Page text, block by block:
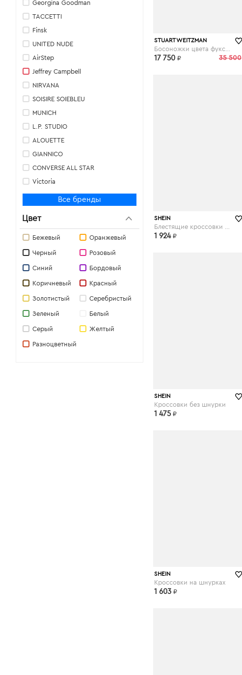
Georgina Goodman
TACCETTI
Finsk
UNITED NUDE
AirStep
Jeffrey Campbell
NIRVANA
SOISIRE SOIEBLEU
MUNICH
L.P. STUDIO
ALOUETTE
GIANNICO
CONVERSE ALL STAR
Victoria
Nine West
POETIC LICENCE
CAFÈNOIR
LES TROIS GARÇONS
Miss Sixty
LERRE
CARVELA
Все бренды
Цвет
Бежевый Оранжевый
Черный Розовый
Синий Бордовый
Коричневый Красный
Золотистый Серебристый
Зеленый Белый
Серый Желтый
Разноцветный
theoutlet.ru
STUART WEITZMAN
35 500
17 750 ₽
SHEIN
1 924 ₽
SHEIN
Кроссовки без шнурки
1 475 ₽
SHEIN
Кроссовки на шнурках
1 603 ₽